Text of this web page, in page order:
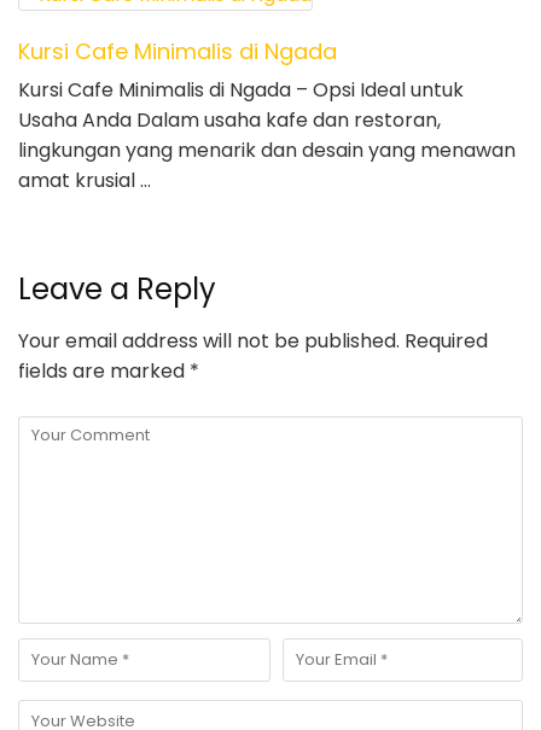
Kursi Cafe Minimalis di Ngada
Kursi Cafe Minimalis di Ngada – Opsi Ideal untuk
Usaha Anda Dalam usaha kafe dan restoran,
lingkungan yang menarik dan desain yang menawan
amat krusial …
Leave a Reply
Your email address will not be published. Required
fields are marked *